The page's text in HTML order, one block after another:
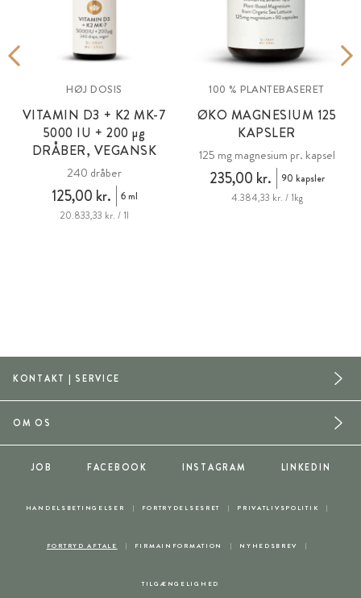
HØJ DOSIS
VITAMIN D3 + K2 MK-7
5000 IU + 200 µg
DRÅBER, VEGANSK
240 dråber
125,00 kr.
6 ml
20.833,33 kr. / 1l
100 % PLANTEBASERET
ØKO MAGNESIUM 125
KAPSLER
125 mg magnesium pr. kapsel
235,00 kr.
90 kapsler
4.384,33 kr. / 1kg
KONTAKT | SERVICE
HANDELSBETINGELSER FORTRYDELSESRET PRIVATLIVSPOLITIK
FORTRYD AFTALE FIRMAINFORMATION NYHEDSBREV
TILGÆNGELIGHED
OM OS
JOB FACEBOOK INSTAGRAM LINKEDIN